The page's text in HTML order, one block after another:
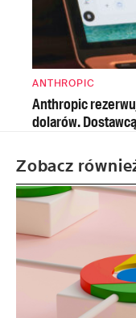
ANTHROPIC
Anthropic
dolarów.
Zobacz